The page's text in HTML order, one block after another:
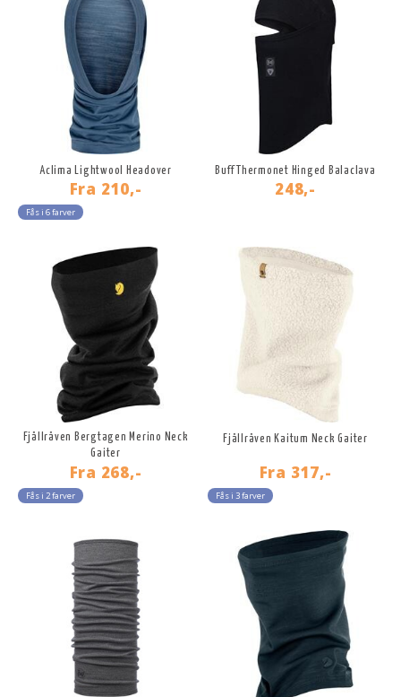
Aclima Lightwool Headover
Fra 210,-
Fås i 6 farver
Buff Thermonet Hinged Balaclava
248,-
Fjällräven Bergtagen Merino Neck
Gaiter
Fra 268,-
Fås i 2 farver
Fjällräven Kaitum Neck Gaiter
Fra 317,-
Fås i 3 farver